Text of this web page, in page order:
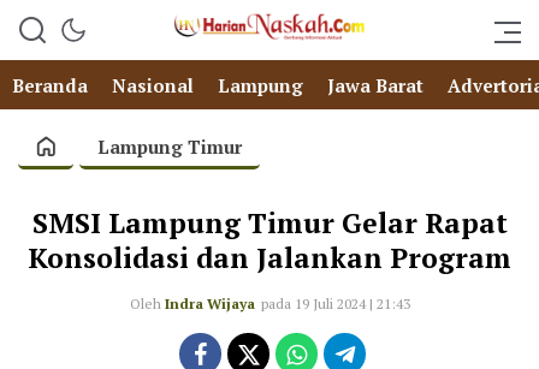
Beranda Nasional Lampung Jawa Barat
Lampung Timur
SMSI Lampung Timur Gelar Rapat
Konsolidasi dan Jalankan Program
Oleh Indra Wijaya pada 19 Juli 2024 | 21:43